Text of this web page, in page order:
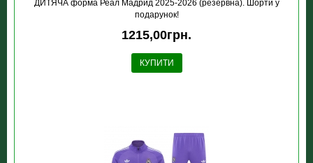
ДИТЯЧА форма Реал Мадрид 2025-2026 (резервна). Шорти у
подарунок!
1215,00грн.
КУПИТИ